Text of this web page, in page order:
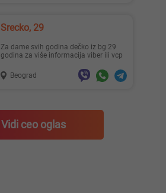
Srecko, 29
Za dame svih godina dečko iz bg 29
godina za više informacija viber ili vcp
Beograd
Vidi ceo oglas